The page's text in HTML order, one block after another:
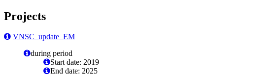
Projects
VNSC_update_EM
during period
Start date: 2019
End date: 2025